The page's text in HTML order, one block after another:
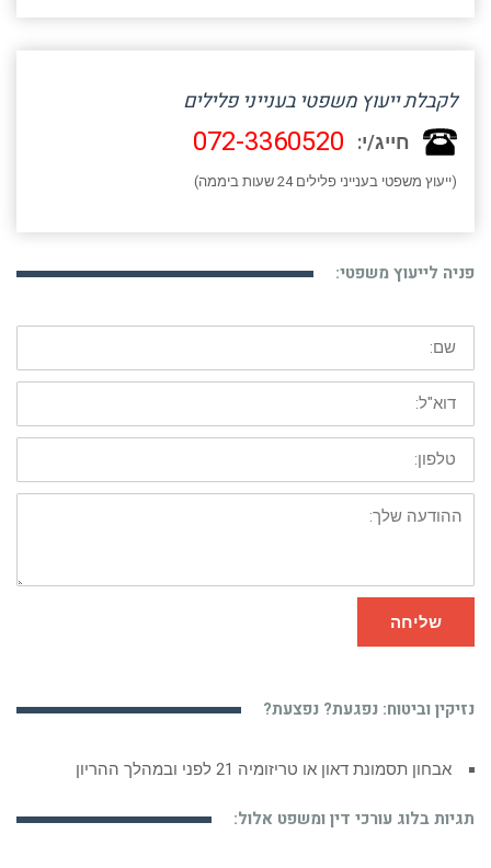
לקבלת ייעוץ משפטי בענייני פלילים
חייג/י: 072-3360520
(ייעוץ משפטי בענייני פלילים 24 שעות ביממה)
פניה לייעוץ משפטי:
שם:
דוא"ל:
טלפון:
ההודעה
שלך:
שליחה
נזיקין וביטוח: נפגעת? נפצעת?
אבחון תסמונת דאון או טריזומיה 21 לפני ובמהלך ההריון
תגיות בלוג עורכי דין ומשפט אלול: